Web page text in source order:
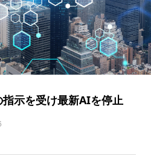
示を受け最新AIを停止